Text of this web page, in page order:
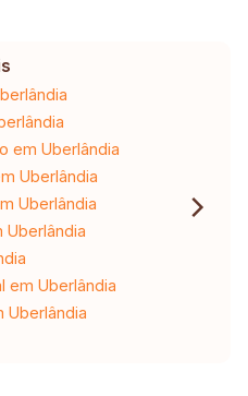
em Uberlândia
Uberlândia
Uberlândia
Uberlândia
em Uberlândia
Uberlândia